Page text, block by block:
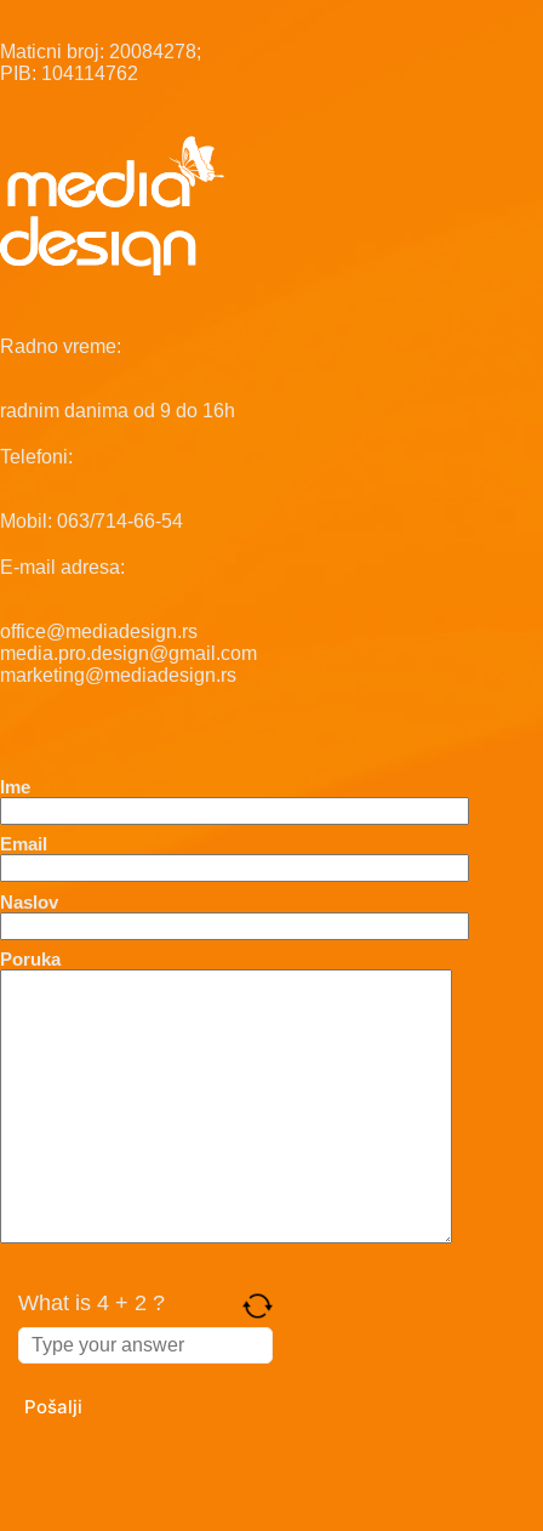
Maticni broj: 20084278;
PIB: 104114762
Radno vreme:
radnim danima od 9 do 16h
Telefoni:
Mobil: 063/714-66-54
E-mail adresa:
office@mediadesign.rs
media.pro.design@gmail.com
marketing@mediadesign.rs
Ime
Email
Naslov
Poruka
What is 4 + 2 ?
Answer
for
4
2